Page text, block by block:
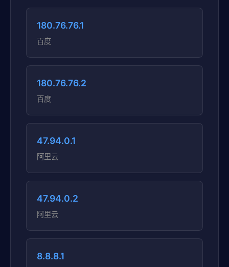
180.76.76.1
百度
180.76.76.2
百度
47.94.0.1
阿里云
47.94.0.2
阿里云
8.8.8.1